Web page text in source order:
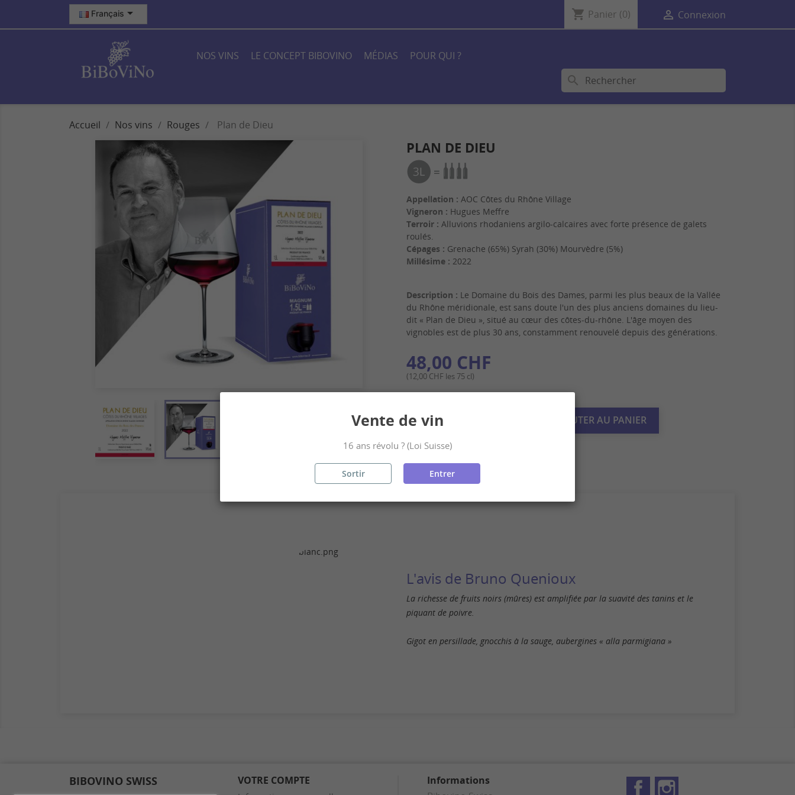
Français shopping_cart Panier (0)  Connexion
NOS VINS LE CONCEPT BIBOVINO MÉDIAS POUR QUI ?
search
Accueil Nos vins Rouges Plan de Dieu
PLAN DE DIEU
Appellation : AOC Côtes du Rhône Village
Vigneron : Hugues Meffre
Terroir : Alluvions rhodaniens argilo-calcaires avec forte présence de galets
roulés.
Cépages : Grenache (65%) Syrah (30%) Mourvèdre (5%)
Millésime : 2022
Description : Le Domaine du Bois des Dames, parmi les plus beaux de la Vallée
du Rhône méridionale, est sans doute l'un des plus anciens domaines du lieu-
dit « Plan de Dieu », situé au cœur des côtes-du-rhône. L'âge moyen des
vignobles est de plus 30 ans, constamment renouvelé depuis des générations.
48,00 CHF
(12,00 CHF les 75 cl)
AJOUTER AU PANIER
L'avis de Bruno Quenioux
La richesse de fruits noirs (mûres) est amplifiée par la suavité des tanins et le
piquant de poivre.
Gigot en persillade, gnocchis à la sauge, aubergines « alla parmigiana »
BIBOVINO SWISS VOTRE COMPTE
Informations
Facebook
Vente de vin
16 ans révolu ? (Loi Suisse)
Sortir Entrer